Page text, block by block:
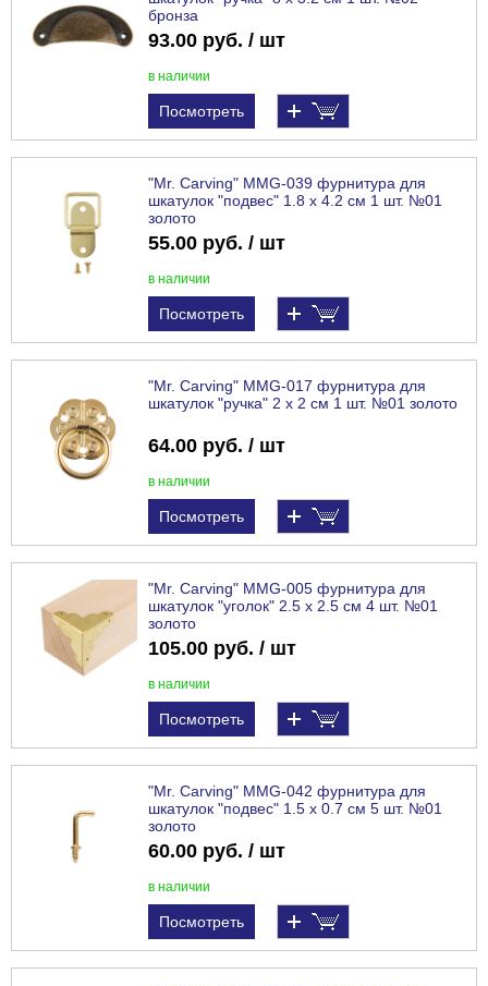
бронза
93.00 руб. / шт
в наличии
Посмотреть
"Mr. Carving" MMG-039 фурнитура для
шкатулок "подвес" 1.8 x 4.2 см 1 шт. №01
золото
55.00 руб. / шт
в наличии
Посмотреть
"Mr. Carving" MMG-017 фурнитура для
шкатулок "ручка" 2 x 2 см 1 шт. №01 золото
64.00 руб. / шт
в наличии
Посмотреть
"Mr. Carving" MMG-005 фурнитура для
шкатулок "уголок" 2.5 x 2.5 см 4 шт. №01
золото
105.00 руб. / шт
в наличии
Посмотреть
"Mr. Carving" MMG-042 фурнитура для
шкатулок "подвес" 1.5 х 0.7 см 5 шт. №01
золото
60.00 руб. / шт
в наличии
Посмотреть